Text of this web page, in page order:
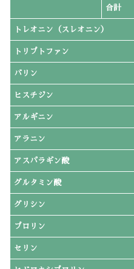
合計
トレオニン（スレオニン）
トリプトファン
バリン
ヒスチジン
アルギニン
アラニン
アスパラギン酸
グルタミン酸
グリシン
プロリン
セリン